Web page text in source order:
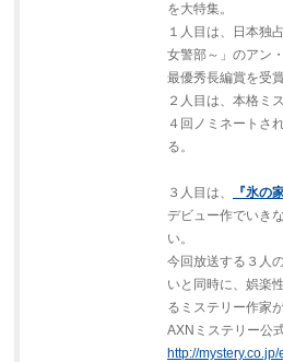
を大特集。
１人目は、日本独
女警部～」のアン
最優秀長編賞を受
２人目は、本格ミ
４回ノミネートさ
る。
３人目は、 『氷の
デビュー作でいき
い。
今回放送する３人
いと同時に、娯楽
るミステリー作家
AXNミステリー公
http://